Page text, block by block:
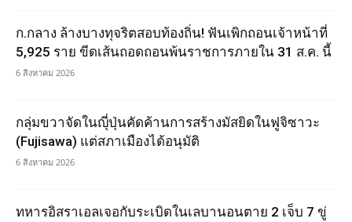
ก.กลาง ล้างบางทุจริตสอบท้องถิ่น! ฟันเพิกถอนเจ้าหน้าที่
5,925 ราย ขีดเส้นถอดถอนพ้นราชการภายใน 31 ส.ค. นี้
6 สิงหาคม 2026
กลุ่มขวาจัดในญุี่ปุ่นคัดค้านการสร้างมัสยิดในฟูจิซาวะ
(Fujisawa) แต่สภาเมืองได้อนุมัติ
6 สิงหาคม 2026
ทหารอิสราเอลเจอกับระเบิดในเลบานอนตาย 2 เจ็บ 7 ขู่